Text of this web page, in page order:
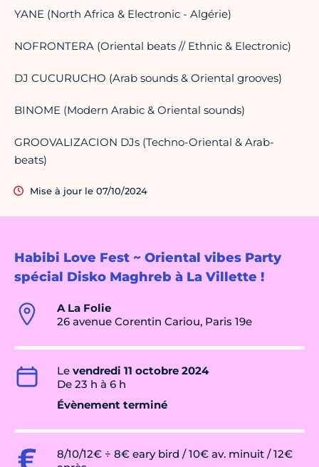
Habibi Love Fest ~ Oriental vibes Party
spécial Disko Maghreb à La Villette !
A La Folie
26 avenue Corentin Cariou, Paris 19e
Le vendredi 11 octobre 2024
De 23 h à 6 h
Évènement terminé
8/10/12€ ÷ 8€ eary bird / 10€ av. minuit / 12€
YANE (North Africa & Electronic - Algérie)
NOFRONTERA (Oriental beats // Ethnic & Electronic)
DJ CUCURUCHO (Arab sounds & Oriental grooves)
BINOME (Modern Arabic & Oriental sounds)
GROOVALIZACION DJs (Techno-Oriental & Arab-
beats)
Mise à jour le 07/10/2024